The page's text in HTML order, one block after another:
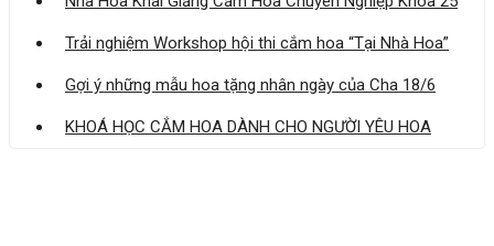
Trải nghiệm Workshop hội thi cắm hoa “Tại Nhà Hoa”
Gợi ý những mẫu hoa tặng nhân ngày của Cha 18/6
KHOÁ HỌC CẮM HOA DÀNH CHO NGƯỜI YÊU HOA